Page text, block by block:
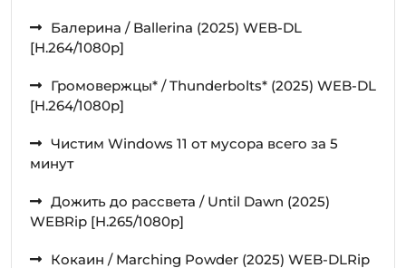
Балерина / Ballerina (2025) WEB-DL
[H.264/1080p]
Громовержцы* / Thunderbolts* (2025) WEB-DL
[H.264/1080p]
Чистим Windows 11 от мусора всего за 5
минут
Дожить до рассвета / Until Dawn (2025)
WEBRip [H.265/1080p]
Кокаин / Marching Powder (2025) WEB-DLRip